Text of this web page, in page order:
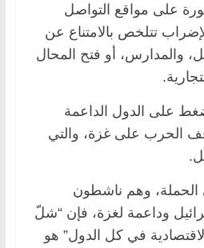
على مواقع التواصل
تتلخص بالامتناع عن
والمدارس، أو فتح المحال
على الدول الداعمة
الحرب على غزة، والتي
وهم ناشطون
وداعمة لغزة، فإن “شلّ
في كل الدول” هو